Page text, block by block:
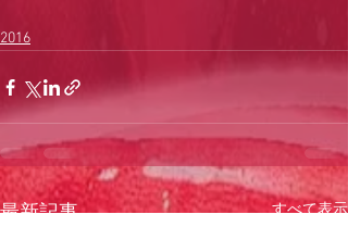
2016
最新記事 すべて表示